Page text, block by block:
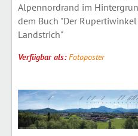
Alpennordrand im
dem Buch "Der
Landstrich"
Verfügbar als:Fotoposter